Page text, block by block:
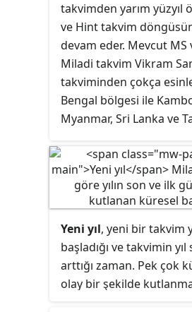
takvimden yarım yüzyıl
ve Hint takvim
devam eder. Mevcut MS
Miladi takvim Vikram
takviminden çokça
Bengal bölgesi ile
Myanmar, Sri Lanka ve
Yeni yıl, yeni bir takvim
başladığı ve takvimin yıl
arttığı zaman. Pek çok
olay bir şekilde